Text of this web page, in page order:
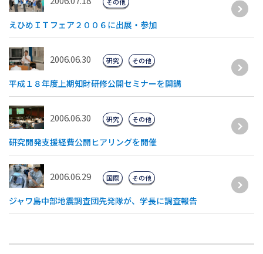
えひめＩＴフェア２００６に出展・参加
2006.06.30
平成１８年度上期知財研修公開セミナーを開講
研究 その他
2006.06.30
研究開発支援経費公開ヒアリングを開催
研究 その他
2006.06.29
ジャワ島中部地震調査団先発隊が、学長に調査報告
国際 その他